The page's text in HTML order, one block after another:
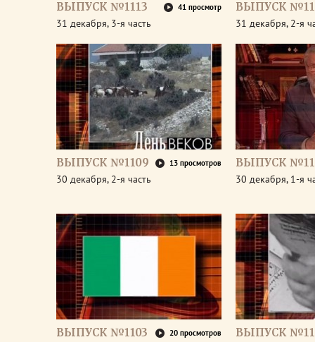
ВЫПУСК №1113 41 просмотр
31 декабря, 3-я часть
ВЫПУСК
31 декабря, 2-я
ВЫПУСК №1109 13 просмотров
30 декабря, 2-я часть
ВЫПУСК
30 декабря, 1-я
ВЫПУСК №1103 20 просмотров ВЫПУСК